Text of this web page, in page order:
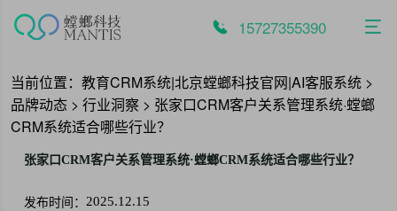
15727355390
当前位置： 教育CRM系统|北京螳螂科技官网|AI客服系统 >
品牌动态 > 行业洞察 > 张家口CRM客户关系管理系统·螳螂
CRM系统适合哪些行业？
张家口CRM客户关系管理系统·螳螂CRM系统适合哪些行业？
发布时间： 2025.12.15